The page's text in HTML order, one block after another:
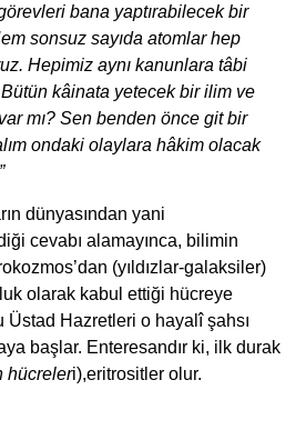
bana yaptırabilecek bir
sonsuz sayıda atomlar hep
Hepimiz aynı kanunlara tâbi
Bütün kâinata yetecek bir ilim ve
mı? Sen benden önce git bir
ondaki olaylara hâkim olacak
dünyasından yani
cevabı alamayınca, bilimin
(yıldızlar-galaksiler)
olarak kabul ettiği hücreye
Hazretleri o hayalî şahsı
başlar. Enteresandır ki, ilk durak
hücreleri),eritrositler olur.